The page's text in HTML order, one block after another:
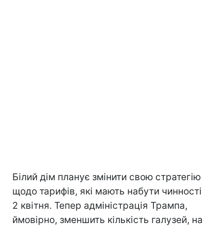
Білий дім планує змінити свою стратегію
щодо тарифів, які мають набути чинності
2 квітня. Тепер адміністрація Трампа,
ймовірно, зменшить кількість галузей, на